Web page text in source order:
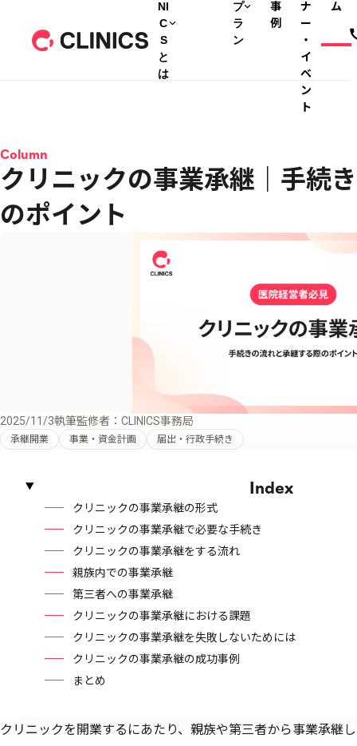
NI
C
S
と
は
プ
ラ
ン
事
例
ナ
ー
・
イ
ベ
ン
ト
ム
Column
クリニックの事業承継｜手続
のポイント
2025/11/3執筆監修者：CLINICS事務局
承継開業 事業・資金計画 届出・行政手続き
Index
クリニックの事業承継の形式
クリニックの事業承継で必要な手続き
クリニックの事業承継をする流れ
親族内での事業承継
第三者への事業承継
クリニックの事業承継における課題
クリニックの事業承継を失敗しないためには
クリニックの事業承継の成功事例
まとめ
クリニックを開業するにあたり、親族や第三者から事業承継